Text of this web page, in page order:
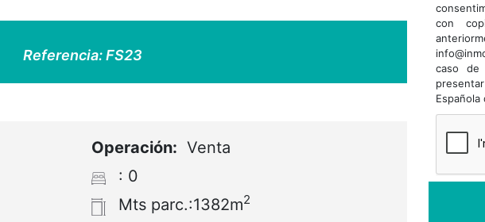
Referencia: FS23
Operación: Venta
: 0
Mts parc.:1382m2
con
caso de